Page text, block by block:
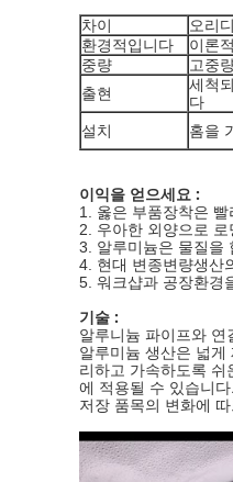
차이 오리
환경적입니다
이론
중량
고중
출현
세척
다
설치 홈을
이익을 얻으세요 :
1. 옳은 부품장착은
2. 우아한 외양으로
3. 알루미늄은 물질을
4. 현대 변종변량생산
5. 워크샵과 공장환경
기술 :
알루니늄 파이프와
알루미늄 생산은 넓
리하고 가속하도록
에 적용될 수 있습니다.
저장 품목의 변화에